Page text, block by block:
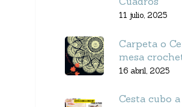
11 julio, 2025
Carpeta o
mesa
16 abril, 2025
Cesta cubo a